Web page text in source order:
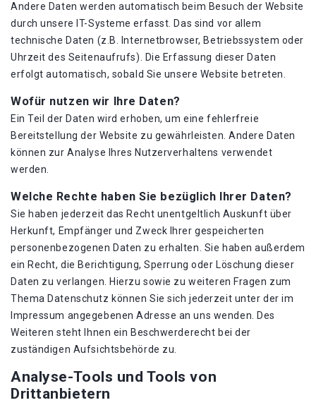
Andere Daten werden automatisch beim Besuch der Website
durch unsere IT-Systeme erfasst. Das sind vor allem
technische Daten (z.B. Internetbrowser, Betriebssystem oder
Uhrzeit des Seitenaufrufs). Die Erfassung dieser Daten
erfolgt automatisch, sobald Sie unsere Website betreten.
Wofür nutzen wir Ihre Daten?
Ein Teil der Daten wird erhoben, um eine fehlerfreie
Bereitstellung der Website zu gewährleisten. Andere Daten
können zur Analyse Ihres Nutzerverhaltens verwendet
werden.
Welche Rechte haben Sie bezüglich Ihrer Daten?
Sie haben jederzeit das Recht unentgeltlich Auskunft über
Herkunft, Empfänger und Zweck Ihrer gespeicherten
personenbezogenen Daten zu erhalten. Sie haben außerdem
ein Recht, die Berichtigung, Sperrung oder Löschung dieser
Daten zu verlangen. Hierzu sowie zu weiteren Fragen zum
Thema Datenschutz können Sie sich jederzeit unter der im
Impressum angegebenen Adresse an uns wenden. Des
Weiteren steht Ihnen ein Beschwerderecht bei der
zuständigen Aufsichtsbehörde zu.
Analyse-Tools und Tools von
Drittanbietern